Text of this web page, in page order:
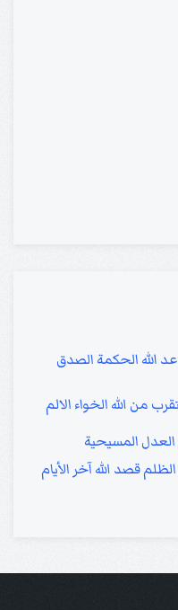
الله الحكمة الصدق
من الله الخواء الالم
العدل المسيحية
الظلمقصد اللهآخر الأيام